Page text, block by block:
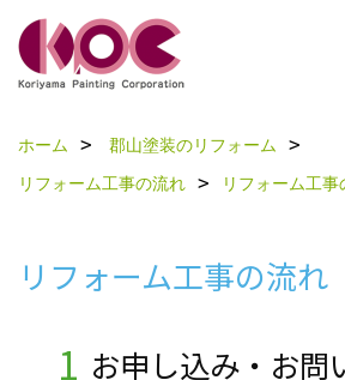
ホーム
郡山塗装のリフォーム
リフォーム工事の流れ
リフォーム工事
リフォーム工事の流れ
1 お申し込み・お問